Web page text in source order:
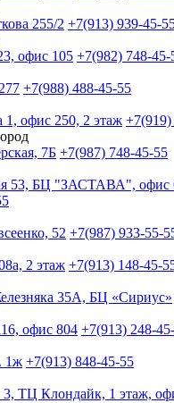
255/2 +7(913) 939-45-
офис 105 +7(982) 748-45-
+7(988) 488-45-55
1, офис 250, 2 этаж
7Б +7(987) 748-45-55
53, БЦ "ЗАСТАВА", офис
52 +7(987) 933-55-
2 этаж +7(913) 148-45-
35А, БЦ «Сириус»
офис 804 +7(913) 248-
1ж +7(913) 848-45-55
ТЦ Клондайк, 1 этаж,